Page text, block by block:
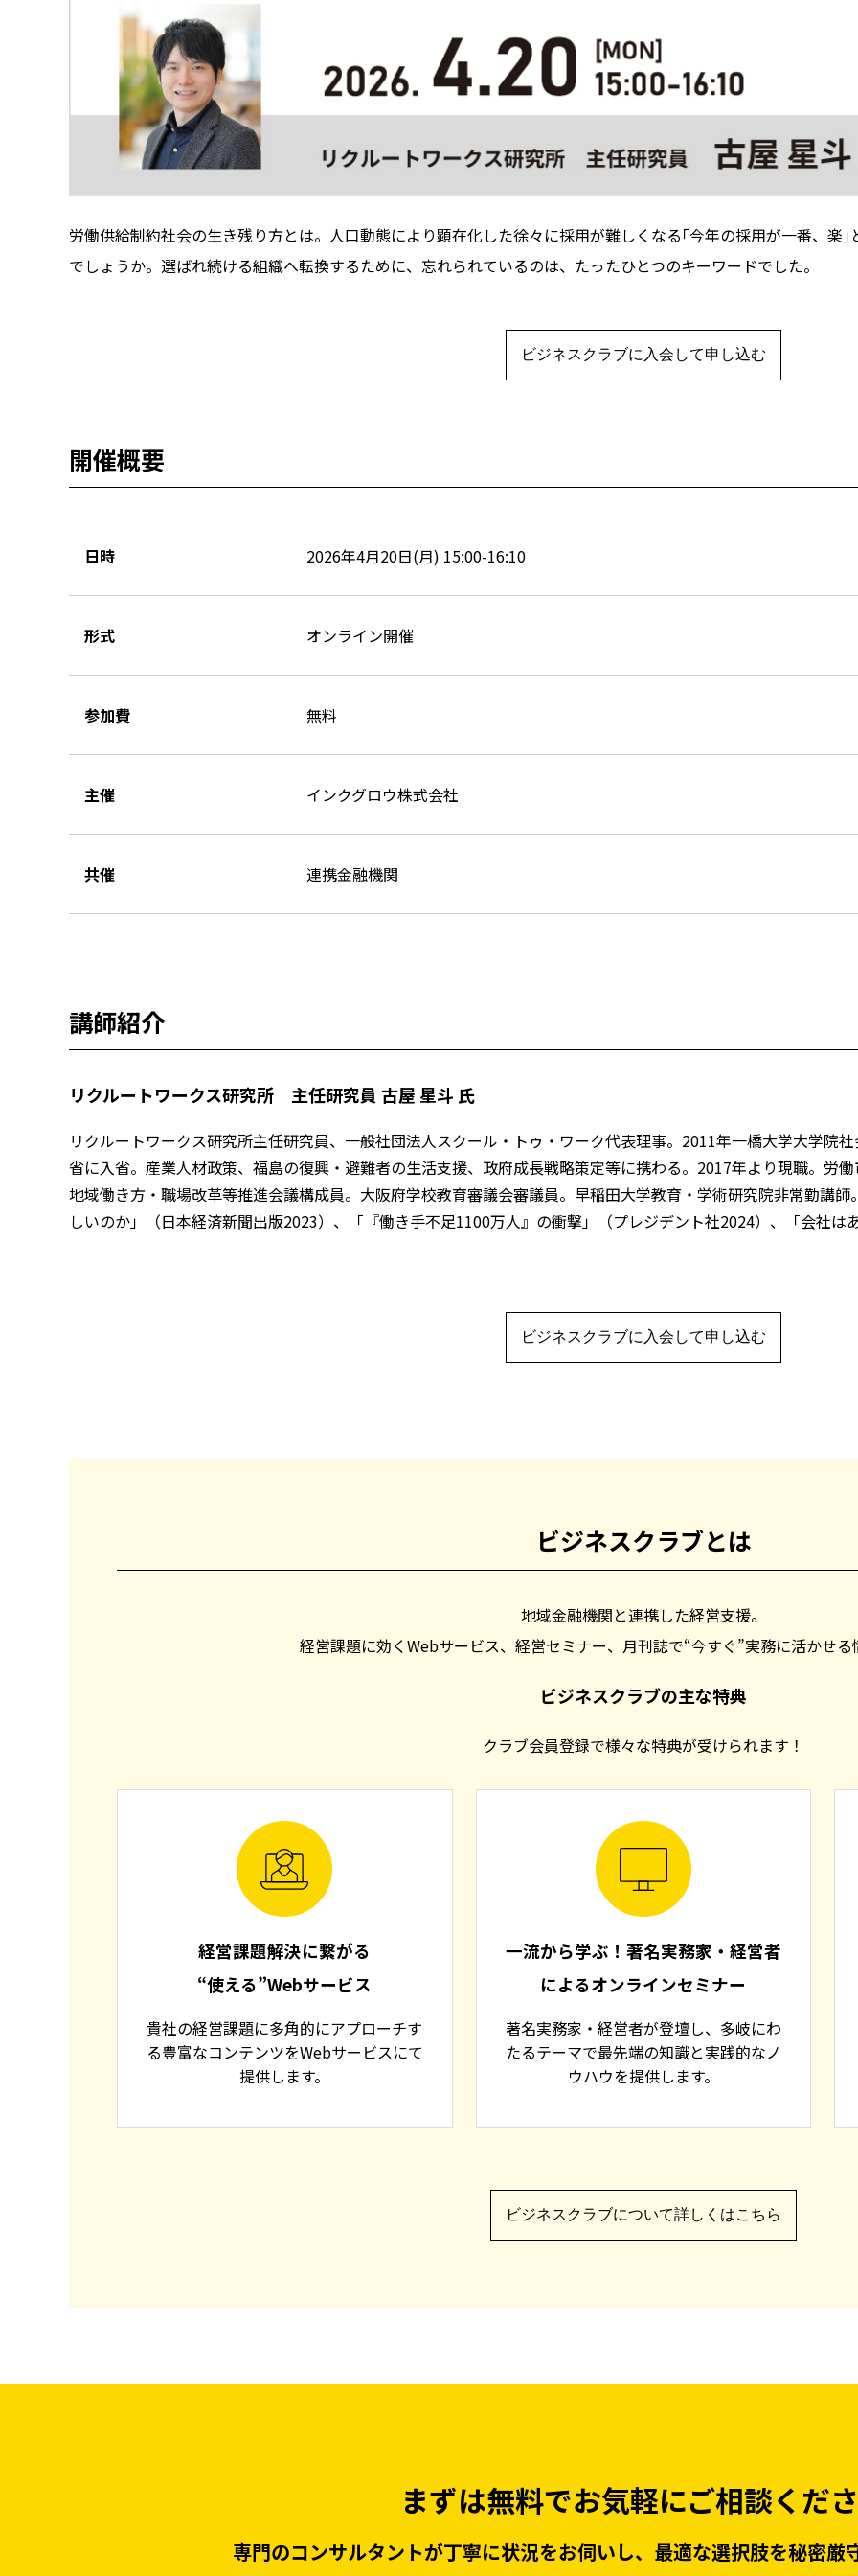
労働供給制約社会の生き残り方とは。人口動態により顕在化した徐々に採用が難しくなる｢今年の採用が一番、楽
でしょうか。選ばれ続ける組織へ転換するために、忘れられているのは、たったひとつのキーワードでした。
ビジネスクラブに入会して申し込む
開催概要
日時 2026年4月20日(月) 15:00-16:10
形式 オンライン開催
参加費 無料
主催 インクグロウ株式会社
共催 連携金融機関
講師紹介
リクルートワークス研究所 主任研究員 古屋 星斗 氏
リクルートワークス研究所主任研究員、一般社団法人スクール・トゥ・ワーク代表理事。2011年一橋大学大学院
省に入省。産業人材政策、福島の復興・避難者の生活支援、政府成長戦略策定等に携わる。2017年より現職。労
地域働き方・職場改革等推進会議構成員。大阪府学校教育審議会審議員。早稲田大学教育・学術研究院非常勤講
しいのか」（日本経済新聞出版2023）、「『働き手不足1100万人』の衝撃」（プレジデント社2024）、「会社は
ビジネスクラブに入会して申し込む
ビジネスクラブとは
地域金融機関と連携した経営支援。
経営課題に効くWebサービス、経営セミナー、月刊誌で“今すぐ”実務に活かせる
ビジネスクラブの主な特典
クラブ会員登録で様々な特典が受けられます！
経営課題解決に繋がる
“使える”Webサービス
貴社の経営課題に多角的にアプローチす
る豊富なコンテンツをWebサービスにて
提供します。
一流から学ぶ！著名実務家・経営者
によるオンラインセミナー
著名実務家・経営者が登壇し、多岐にわ
たるテーマで最先端の知識と実践的なノ
ウハウを提供します。
ビジネスクラブについて詳しくはこちら
まずは無料でお気軽にご相談くだ
専門のコンサルタントが丁寧に状況をお伺いし、 最適な選択肢を秘密厳